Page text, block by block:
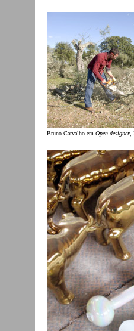
Bruno Carvalho em Open designer